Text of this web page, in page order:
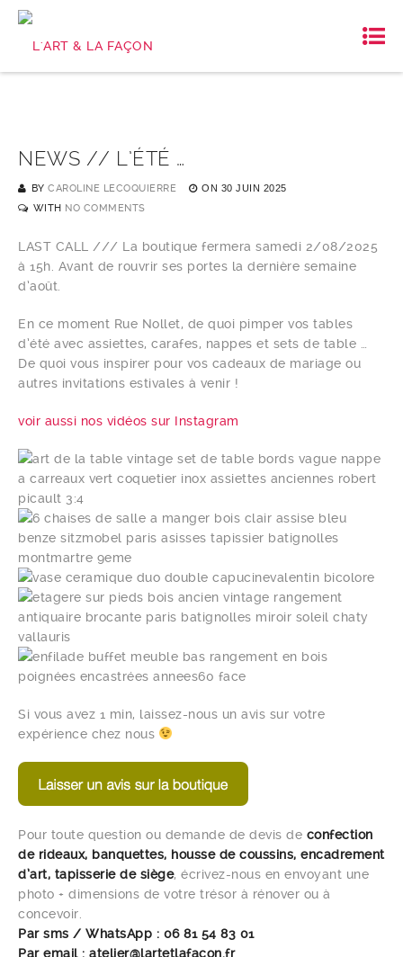
NEWS // L’ÉTÉ …
BY CAROLINE LECOQUIERRE ON 30 JUIN 2025
WITH NO COMMENTS
LAST CALL /// La boutique fermera samedi 2/08/2025
à 15h. Avant de rouvrir ses portes la dernière semaine
d’août.
En ce moment Rue Nollet, de quoi pimper vos tables
d’été avec assiettes, carafes, nappes et sets de table …
De quoi vous inspirer pour vos cadeaux de mariage ou
autres invitations estivales à venir !
voir aussi nos vidéos sur Instagram
Si vous avez 1 min, laissez-nous un avis sur votre
expérience chez nous
Pour toute question ou demande de devis de confection
de rideaux, banquettes, housse de coussins, encadrement
d’art, tapisserie de siège, écrivez-nous en envoyant une
photo + dimensions de votre trésor à rénover ou à
concevoir.
Par sms / WhatsApp : 06 81 54 83 01
Par email : atelier@lartetlafacon.fr